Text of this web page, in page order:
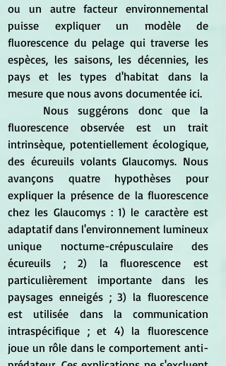
ou un autre facteur environnemental
puisse expliquer un modèle de
fluorescence du pelage qui traverse les
espèces, les saisons, les décennies, les
pays et les types d'habitat dans la
mesure que nous avons documentée ici.
fluorescence observée est un trait
intrinsèque, potentiellement écologique,
des écureuils volants Glaucomys. Nous
avançons quatre hypothèses pour
expliquer la présence de la fluorescence
chez les Glaucomys : 1) le caractère est
adaptatif dans l'environnement lumineux
unique nocturne-crépusculaire des
écureuils ; 2) la fluorescence est
particulièrement importante dans les
paysages enneigés ; 3) la fluorescence
est utilisée dans la communication
intraspécifique ; et 4) la fluorescence
joue un rôle dans le comportement anti-